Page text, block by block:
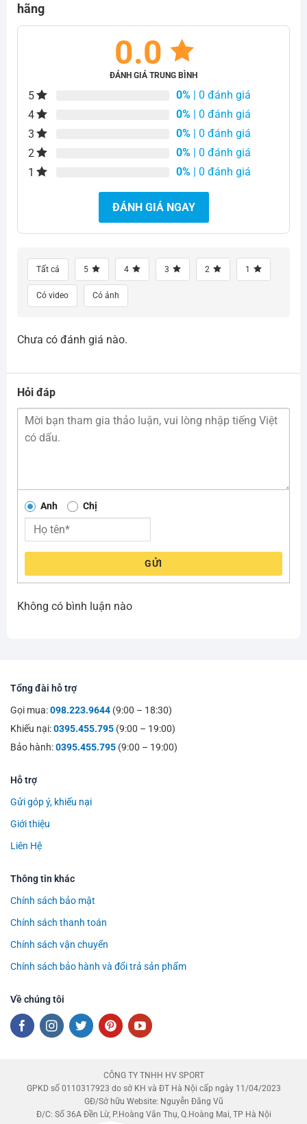
hãng
0.0
ĐÁNH GIÁ TRUNG BÌNH
5 0% | 0 đánh giá
4
0% | 0 đánh giá
3
0% | 0 đánh giá
2
0% | 0 đánh giá
1
0% | 0 đánh giá
ĐÁNH GIÁ NGAY
Tất cả 5 4 3 2 1
Có video Có ảnh
Chưa có đánh giá nào.
Hỏi đáp
Anh Chị
GỬI
Không có bình luận nào
Tổng đài hỗ trợ
Gọi mua:098.223.9644 (9:00 – 18:30)
Khiếu nại:0395.455.795 (9:00 – 19:00)
Bảo hành:0395.455.795 (9:00 – 19:00)
Hỗ trợ
Gửi góp ý, khiếu nại
Giới thiệu
Liên Hệ
Thông tin khác
Chính sách bảo mật
Chính sách thanh toán
Chính sách vận chuyển
Chính sách bảo hành và đổi trả sản phẩm
Về chúng tôi
CÔNG TY TNHH HV SPORT
GPKD số 0110317923 do sở KH và ĐT Hà Nội cấp ngày 11/04/2023
GĐ/Sở hữu Website: Nguyễn Đăng Vũ
Đ/C: Số 36A Đền Lừ, P.Hoàng Văn Thụ, Q.Hoàng Mai, TP Hà Nội